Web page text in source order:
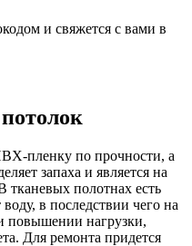
и свяжется с вами в
пленку по прочности, а
запаха и является на
тканевых полотнах есть
в последствии чего на
повышении нагрузки,
Для ремонта придется